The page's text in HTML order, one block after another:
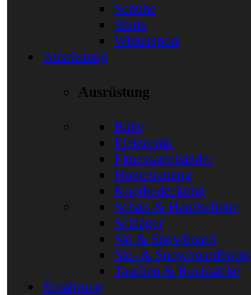
Schuhe
Shirts
Wintersport
Ausrüstung
Ausrüstung
Bälle
Elektronik
Fitnessarmbänder
Hometraining
Kopfbedeckung
Schals & Handschuhe
Schläger
Ski & Snowboard
Ski- & Snowboardboots
Taschen & Rucksäcke
Ernährung